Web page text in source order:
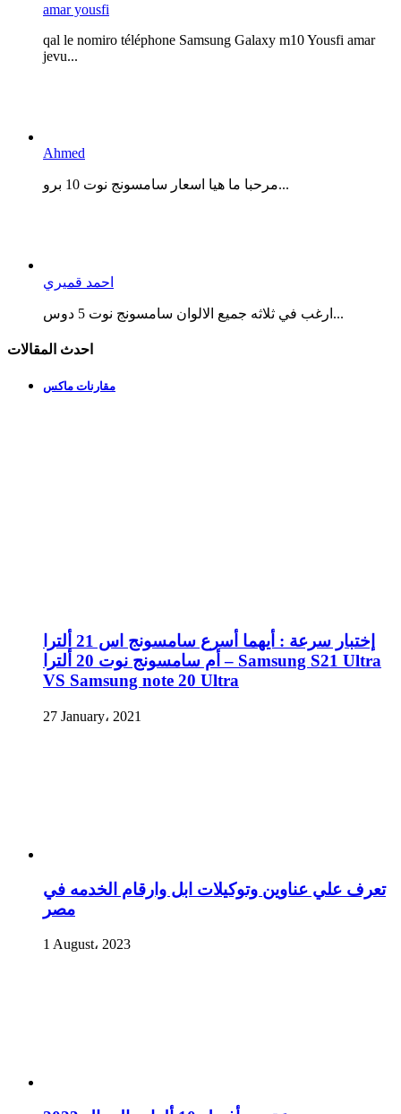
amar yousfi
qal le nomiro téléphone Samsung Galaxy m10 Yousfi amar
jevu...
Ahmed
مرحبا ما هيا اسعار سامسونج نوت 10 برو...
احمد قميري
ارغب في ثلاثه جميع الالوان سامسونج نوت 5 دوس...
احدث المقالات
مقارنات ماكس
إختبار سرعة : أيهما أسرع سامسونج اس 21 ألترا
أم سامسونج نوت 20 ألترا – Samsung S21 Ultra
VS Samsung note 20 Ultra
27 January، 2021
تعرف علي عناوين وتوكيلات ابل وارقام الخدمه في
مصر
1 August، 2023